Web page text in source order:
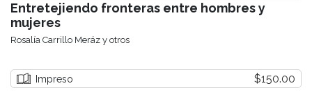
Entretejiendo fronteras entre hombres y
mujeres
Rosalía Carrillo Meráz y otros
Impreso $150.00